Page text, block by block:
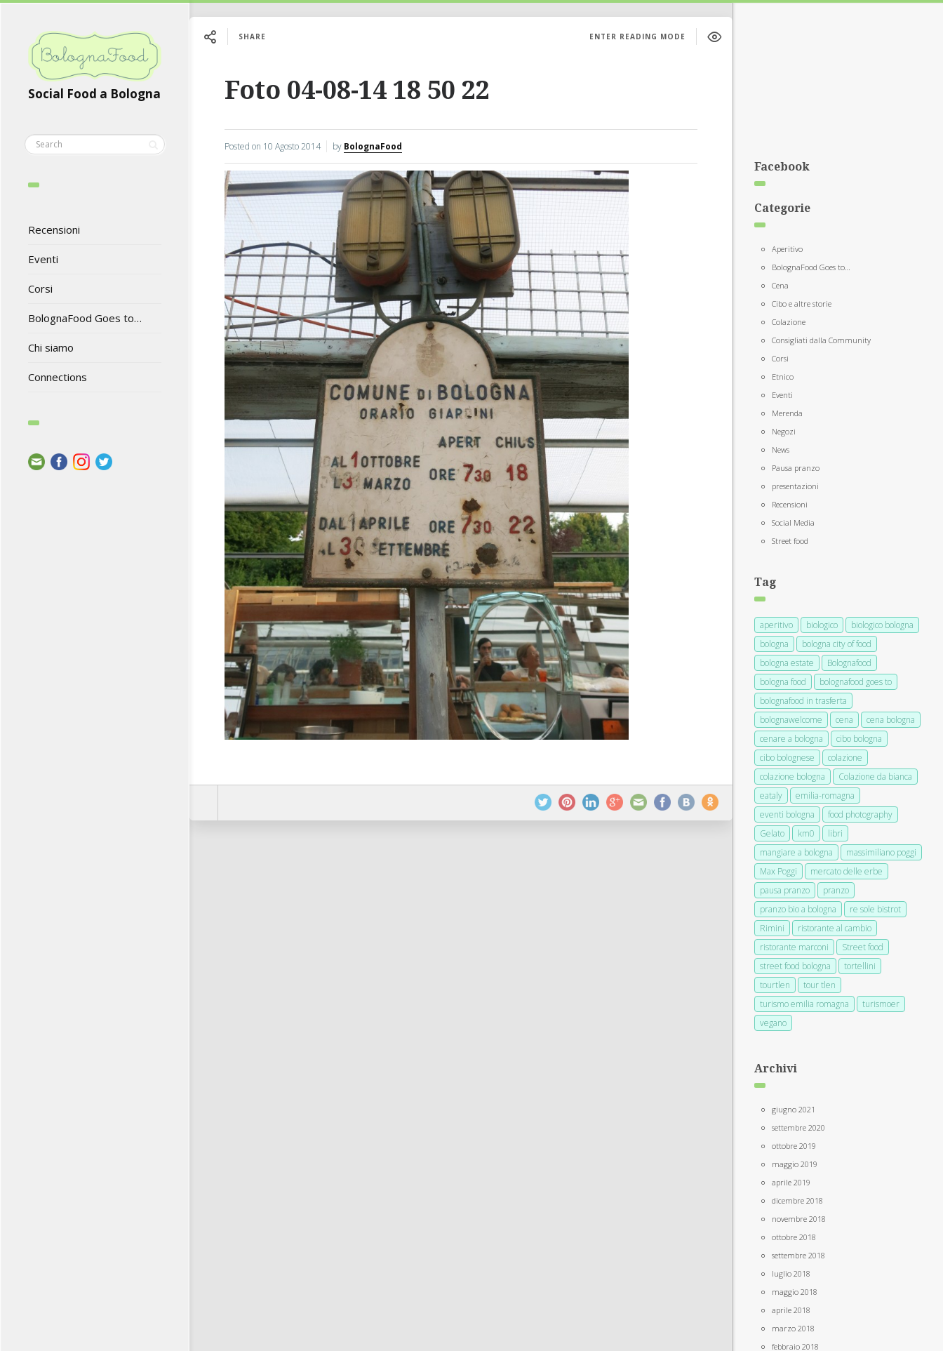
Social Food a Bologna
Recensioni
Eventi
Corsi
BolognaFood Goes to…
Chi siamo
Connections
SHARE ENTER READING MODE
Foto 04-08-14 18 50 22
Posted on 10 Agosto 2014 by BolognaFood
Facebook
Categorie
Aperitivo
BolognaFood Goes to…
Cena
Cibo e altre storie
Colazione
Consigliati dalla Community
Corsi
Etnico
Eventi
Merenda
Negozi
News
Pausa pranzo
presentazioni
Recensioni
Social Media
Street food
Tag
aperitivo biologico
biologico bologna
bologna
bologna city of food
bologna estate
Bolognafood
bologna food
bolognafood goes to
bolognafood in trasferta
bolognawelcome
cena
cena bologna
cenare a bologna
cibo bologna
cibo bolognese
colazione
colazione bologna
Colazione da bianca
eataly
emilia-romagna
eventi bologna
food photography
Gelato
km0
libri
mangiare a bologna
massimiliano poggi
Max Poggi
mercato delle erbe
pausa pranzo
pranzo
pranzo bio a bologna
re sole bistrot
Rimini
ristorante al cambio
ristorante marconi
Street food
street food bologna
tortellini
tourtlen
tour tlen
turismo emilia romagna
turismoer
vegano
Archivi
giugno 2021
settembre 2020
ottobre 2019
maggio 2019
aprile 2019
dicembre 2018
novembre 2018
ottobre 2018
settembre 2018
luglio 2018
maggio 2018
aprile 2018
marzo 2018
febbraio 2018